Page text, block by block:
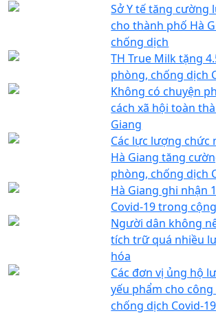
Sở Y tế tăng cường
cho thành phố Hà
chống dịch
TH True Milk tặng
phòng, chống dịch
Không có chuyện
cách xã hội toàn
Giang
Các lực lượng chức
Hà Giang tăng
phòng, chống dịch
Hà Giang ghi nhận
Covid-19 trong
Người dân không
tích trữ quá nhiều
hóa
Các đơn vị ủng hộ
yếu phẩm cho
chống dịch Covid-19